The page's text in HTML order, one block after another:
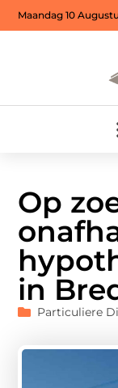
Maandag 10
Op
in
Particuliere